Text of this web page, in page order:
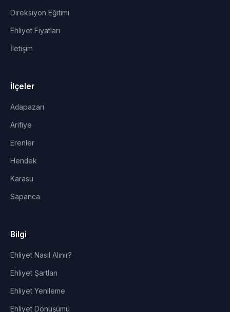
Direksiyon Eğitimi
Ehliyet Fiyatları
İletişim
İlçeler
Adapazarı
Arifiye
Erenler
Hendek
Karasu
Sapanca
Bilgi
Ehliyet Nasıl Alınır?
Ehliyet Şartları
Ehliyet Yenileme
Ehliyet Dönüşümü